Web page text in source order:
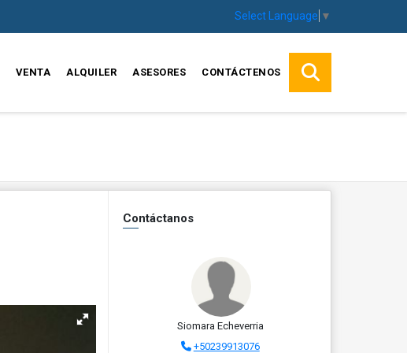
Select Language ▼
VENTA ALQUILER ASESORES CONTÁCTENOS
Contáctanos
Siomara Echeverria
+50239913076